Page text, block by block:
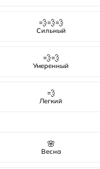
💨💨💨
Сильный
💨💨
Умеренный
💨
Легкий
🌸
Весна